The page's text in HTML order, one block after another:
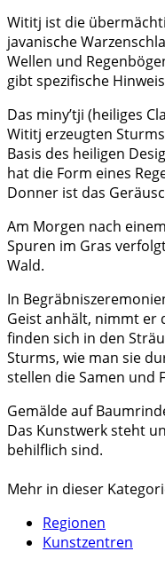
Wititj ist die
javanische
Wellen und
gibt spezifische
Das miny’tji (heiliges
Wititj erzeugten
Basis des heiligen
hat die Form eines
Donner ist das
Am Morgen nach
Spuren im Gras
Wald.
In
Geist anhält, nimmt er
finden sich in den
Sturms, wie man sie
stellen die Samen und
Gemälde auf
Das Kunstwerk steht
behilflich sind.
Mehr in dieser
Regionen
Kunstzentren